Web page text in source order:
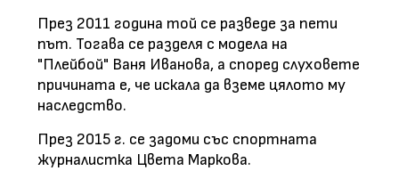
През 2011 година той се разведе за пети
път. Тогава се разделя с модела на
"Плейбой" Ваня Иванова, а според слуховете
причината е, че искала да вземе цялото му
наследство.
През 2015 г. се задоми със спортната
журналистка Цвета Маркова.